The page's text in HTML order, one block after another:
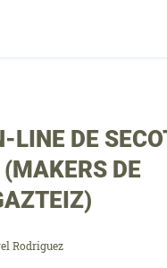
LINE DE
DE
Rodriguez